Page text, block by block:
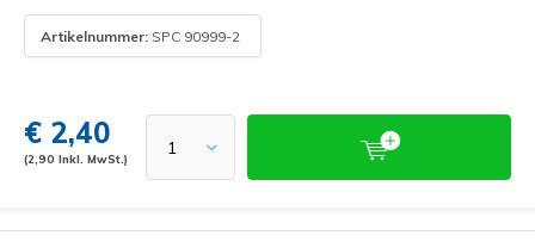
Artikelnummer: SPC 90999-2
€ 2,40
(2,90 Inkl. MwSt.)